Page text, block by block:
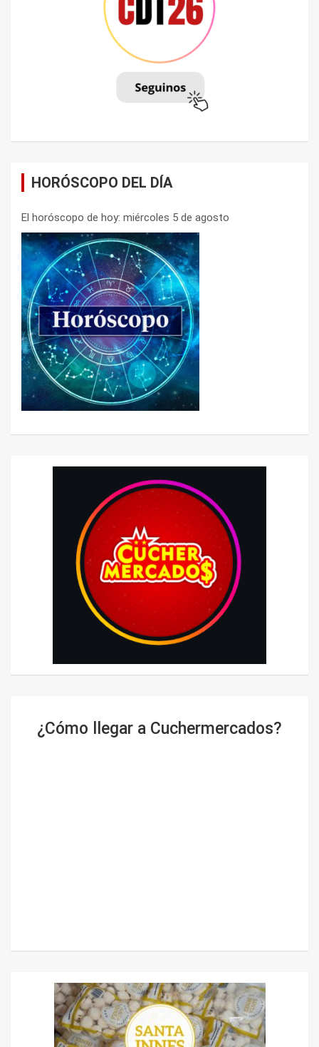
HORÓSCOPO DEL DÍA
El horóscopo de hoy: miércoles 5 de agosto
¿Cómo llegar a Cuchermercados?